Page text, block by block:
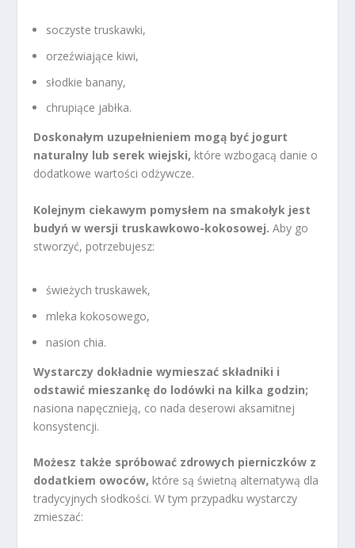
soczyste truskawki,
orzeźwiające kiwi,
słodkie banany,
chrupiące jabłka.
Doskonałym uzupełnieniem mogą być jogurt
naturalny lub serek wiejski, które wzbogacą danie o
dodatkowe wartości odżywcze.
Kolejnym ciekawym pomysłem na smakołyk jest
budyń w wersji truskawkowo-kokosowej. Aby go
stworzyć, potrzebujesz:
świeżych truskawek,
mleka kokosowego,
nasion chia.
Wystarczy dokładnie wymieszać składniki i
odstawić mieszankę do lodówki na kilka godzin;
nasiona napęcznieją, co nada deserowi aksamitnej
konsystencji.
Możesz także spróbować zdrowych pierniczków z
dodatkiem owoców, które są świetną alternatywą dla
tradycyjnych słodkości. W tym przypadku wystarczy
zmieszać: